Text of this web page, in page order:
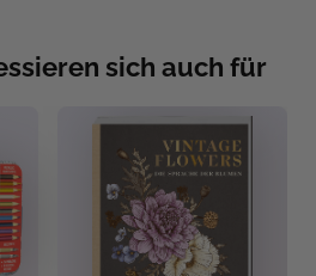
sich auch für